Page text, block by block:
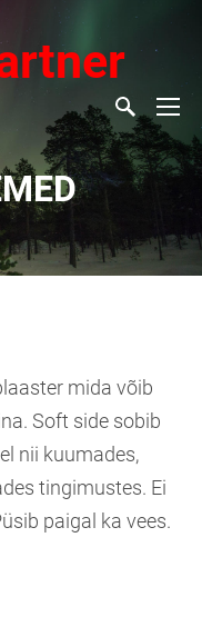
mida võib
Soft side sobib
nii kuumades,
tingimustes. Ei
paigal ka vees.